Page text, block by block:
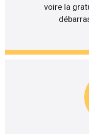
voire la